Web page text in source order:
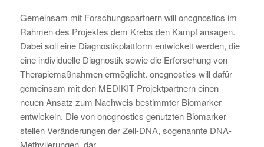
Gemeinsam mit Forschungspartnern will oncgnostics im
Rahmen des Projektes dem Krebs den Kampf ansagen.
Dabei soll eine Diagnostikplattform entwickelt werden, die
eine individuelle Diagnostik sowie die Erforschung von
Therapiemaßnahmen ermöglicht. oncgnostics will dafür
gemeinsam mit den MEDIKIT-Projektpartnern einen
neuen Ansatz zum Nachweis bestimmter Biomarker
entwickeln. Die von oncgnostics genutzten Biomarker
stellen Veränderungen der Zell-DNA, sogenannte DNA-
Methylierungen, dar.